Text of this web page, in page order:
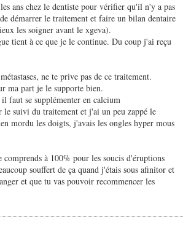
ans chez le dentiste pour vérifier qu'il n'y a pas
démarrer le traitement et faire un bilan dentaire
les soigner avant le xgeva).
tient à ce que je le continue. Du coup j'ai reçu
ne te prive pas de ce traitement.
ma part je le supporte bien.
faut se supplémenter en calcium
suivi du traitement et j'ai un peu zappé le
mordu les doigts, j'avais les ongles hyper mous
à 100% pour les soucis d'éruptions
souffert de ça quand j'étais sous afinitor et
et que tu vas pouvoir recommencer les